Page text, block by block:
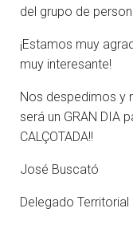
del grupo de
¡Estamos muy
muy interesante!
Nos despedimos y
será un GRAN DIA
CALÇOTADA!!
José Buscató
Delegado Territorial